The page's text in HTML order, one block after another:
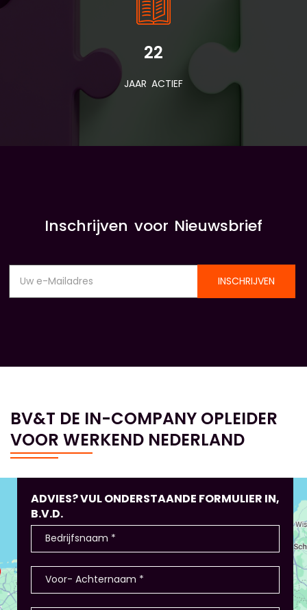
22
JAAR ACTIEF
Inschrijven voor Nieuwsbrief
INSCHRIJVEN
BV&T DE IN-COMPANY OPLEIDER
VOOR WERKEND NEDERLAND
ADVIES? VUL ONDERSTAANDE FORMULIER IN,
B.V.D.